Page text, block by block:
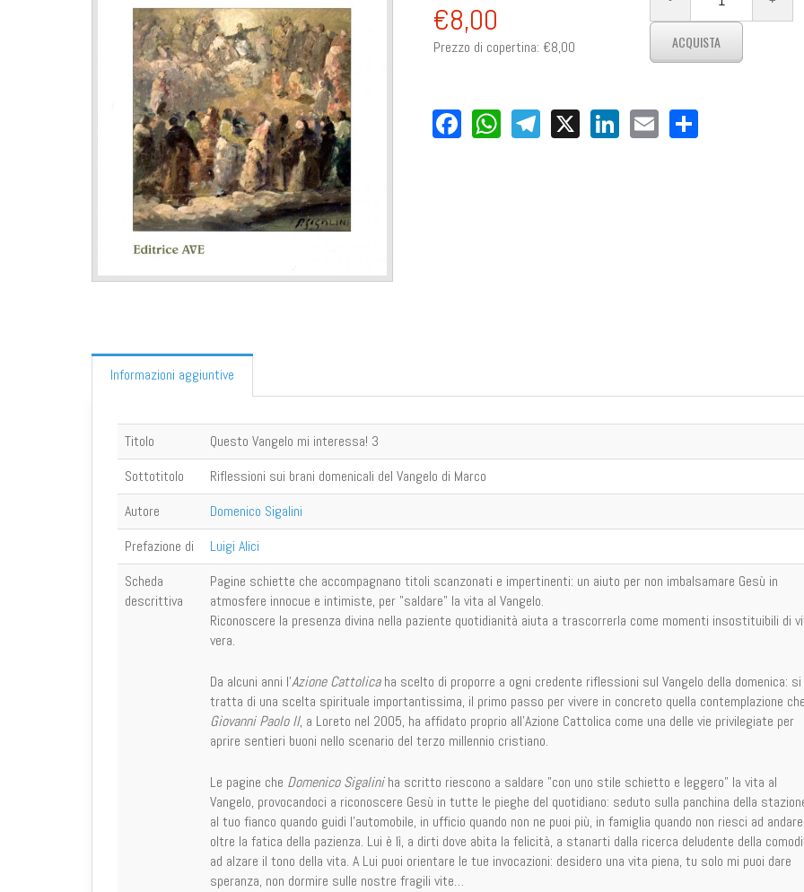
€8,00
Prezzo di copertina: €8,00
Facebook
WhatsApp
Telegram
X LinkedIn
EmailShare
Informazioni aggiuntive
Titolo
Questo Vangelo mi interessa! 3
Sottotitolo
Riflessioni sui brani domenicali del Vangelo di Marco
Autore
Domenico Sigalini
Prefazione di
Luigi Alici
Scheda
descrittiva
Pagine schiette che accompagnano titoli scanzonati e impertinenti: un aiuto per non imbalsamare Gesù in
atmosfere innocue e intimiste, per "saldare" la vita al Vangelo.
Riconoscere la presenza divina nella paziente quotidianità aiuta a trascorrerla come momenti insostituibili di
vera.
Da alcuni anni l'Azione Cattolicaha scelto di proporre a ogni credente riflessioni sul Vangelo della domenica: si
tratta di una scelta spirituale importantissima, il primo passo per vivere in concreto quella contemplazione che
Giovanni Paolo II, a Loreto nel 2005, ha affidato proprio all'Azione Cattolica come una delle vie privilegiate per
aprire sentieri buoni nello scenario del terzo millennio cristiano.
Le pagine che Domenico Sigaliniha scritto riescono a saldare "con uno stile schietto e leggero" la vita al
Vangelo, provocandoci a riconoscere Gesù in tutte le pieghe del quotidiano: seduto sulla panchina della
al tuo fianco quando guidi l'automobile, in ufficio quando non ne puoi più, in famiglia quando non riesci ad andare
oltre la fatica della pazienza. Lui è lì, a dirti dove abita la felicità, a stanarti dalla ricerca deludente della
ad alzare il tono della vita. A Lui puoi orientare le tue invocazioni: desidero una vita piena, tu solo mi puoi dare
speranza, non dormire sulle nostre fragili vite…